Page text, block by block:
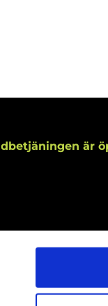
är